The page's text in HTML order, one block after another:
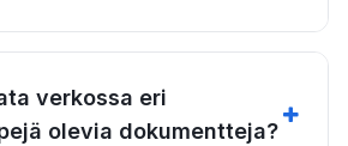
verkossa eri
olevia dokumentteja?